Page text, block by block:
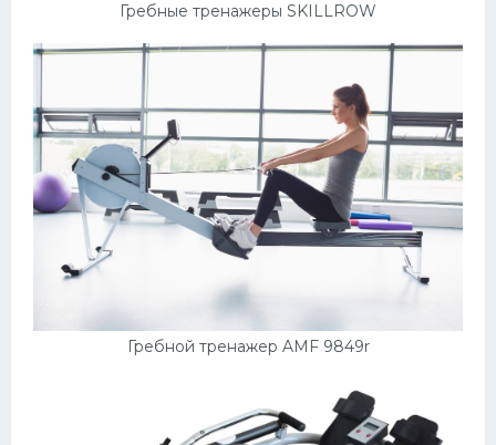
Гребные тренажеры SKILLROW
Гребной тренажер AMF 9849r